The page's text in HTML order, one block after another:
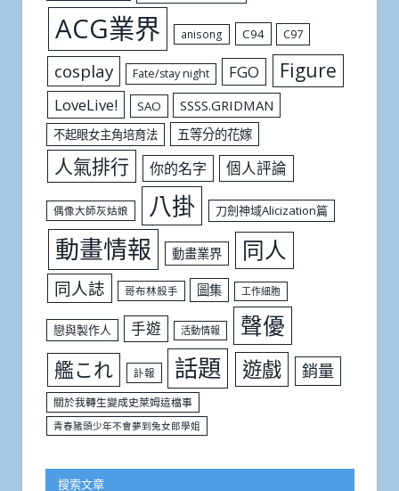
ACG業界 anisong C94 C97
cosplay Fate/stay night FGO Figure
LoveLive! SAO SSSS.GRIDMAN
不起眼女主角培育法 五等分的花嫁
人氣排行 你的名字 個人評論
偶像大師灰姑娘 八掛 刀劍神域Alicization篇
動畫情報 動畫業界 同人
同人誌 哥布林殺手 圖集 工作細胞
戀與製作人 手遊 活動情報 聲優
艦これ 訃報 話題 遊戲 銷量
關於我轉生變成史萊姆這檔事
青春豬頭少年不會夢到兔女郎學姐
搜索文章